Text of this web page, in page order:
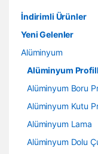
İndirimli Ürünler
Yeni Gelenler
Alüminyum
Alüminyum
Alüminyum Boru
Alüminyum Kutu
Alüminyum Lama
Alüminyum Dolu